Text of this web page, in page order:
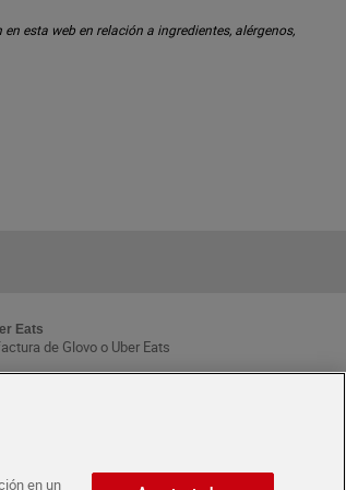
esta web en relación a ingredientes, alérgenos,
Eats
de Glovo o Uber Eats
de crédito aquí!
en un